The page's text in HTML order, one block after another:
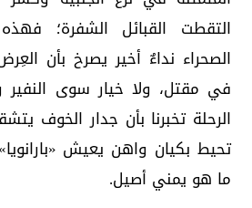
التقطت القبائل الشفرة؛
الصحراء نداءٌ أخير يصرخ بأن
في مقتل، ولا خيار سوى النفير
الرحلة تخبرنا بأن جدار الخوف
تحيط بكيان واهن يعيش
ما هو يمني أصيل.